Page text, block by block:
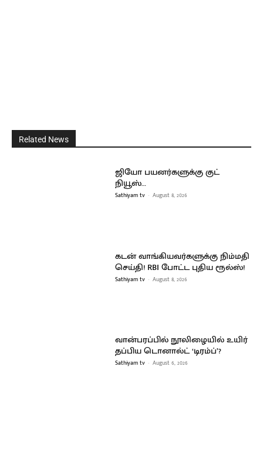
Related News
ஜியோ பயனர்களுக்கு குட்
நியூஸ்…
Sathiyam tv - August 8, 2026
கடன் வாங்கியவர்களுக்கு நிம்மதி
செய்தி! RBI போட்ட புதிய ரூல்ஸ்!
Sathiyam tv - August 8, 2026
வான்பரப்பில் நூலிழையில் உயிர்
தப்பிய டொனால்ட் ‘டிரம்ப்’?
Sathiyam tv - August 6, 2026